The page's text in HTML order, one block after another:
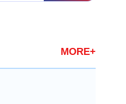
MORE+